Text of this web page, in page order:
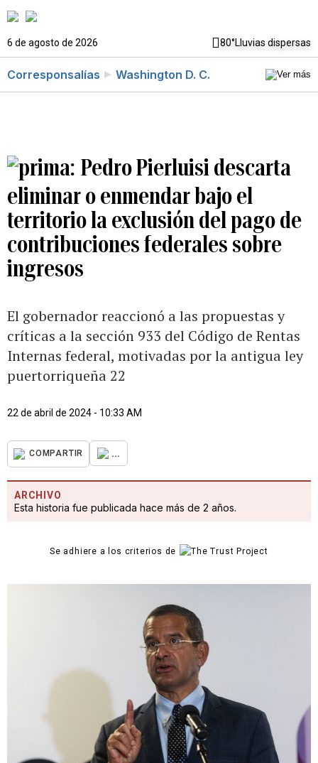
6 de agosto de 2026 80°Lluvias dispersas
Corresponsalías Washington D. C.
Pedro Pierluisi descarta
eliminar o enmendar bajo el
territorio la exclusión del pago de
contribuciones federales sobre
ingresos
El gobernador reaccionó a las propuestas y
críticas a la sección 933 del Código de Rentas
Internas federal, motivadas por la antigua ley
puertorriqueña 22
22 de abril de 2024 - 10:33 AM
COMPARTIR ...
ARCHIVO
Esta historia fue publicada hace más de 2 años.
Se adhiere a los criterios de